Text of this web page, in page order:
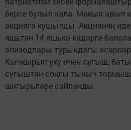
берсе булып кала. Макыл авыл
акциягә кушылды. Акциянең
яшьтән 14 яшькә кадәрге
эпизодлары турындагы
Кычкырып уку өчен сугыш,
сугыштан соңгы тыныч тормыш
шигырьләре сайланды.